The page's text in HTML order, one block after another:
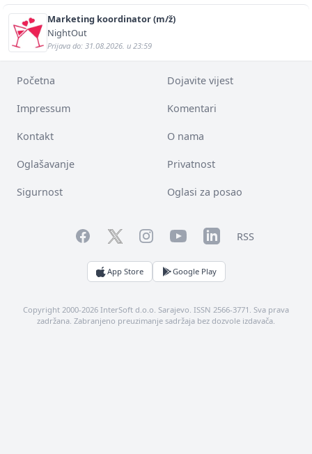
Marketing koordinator (m/ž)
NightOut
Prijava do: 31.08.2026. u 23:59
Početna Dojavite vijest
Impressum Komentari
Kontakt O nama
Oglašavanje Privatnost
Sigurnost Oglasi za posao
FacebookTwitterInstagramYouTubeLinkedInRSS
App Store Google Play
Copyright 2000-2026 InterSoft d.o.o. Sarajevo. ISSN 2566-3771. Sva prava
zadržana. Zabranjeno preuzimanje sadržaja bez dozvole izdavača.